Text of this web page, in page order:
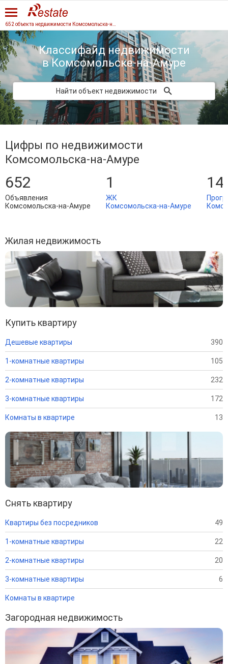
Классифайд недвижимости
в Комсомольске-на-Амуре
Найти объект недвижимости
Цифры по недвижимости
Комсомольска-на-Амуре
652
Объявления
Комсомольска-на-Амуре
1
ЖК
Комсомольска-на-Амуре
Жилая недвижимость
Купить квартиру
Дешевые квартиры 390
1-комнатные квартиры 105
2-комнатные квартиры 232
3-комнатные квартиры 172
Комнаты в квартире 13
Снять квартиру
Квартиры без посредников 49
1-комнатные квартиры 22
2-комнатные квартиры 20
3-комнатные квартиры 6
Комнаты в квартире
Загородная недвижимость